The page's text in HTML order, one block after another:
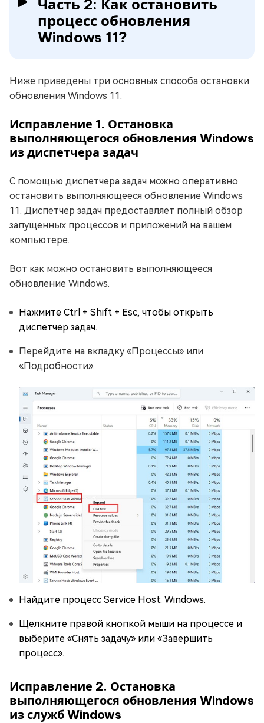
Часть 2: Как остановить
процесс обновления
Windows 11?
Ниже приведены три основных способа остановки
обновления Windows 11.
Исправление 1. Остановка
выполняющегося обновления Windows
из диспетчера задач
С помощью диспетчера задач можно оперативно
остановить выполняющееся обновление Windows
11. Диспетчер задач предоставляет полный обзор
запущенных процессов и приложений на вашем
компьютере.
Вот как можно остановить выполняющееся
обновление Windows.
Нажмите Ctrl + Shift + Esc, чтобы открыть
диспетчер задач.
Перейдите на вкладку «Процессы» или
«Подробности».
Найдите процесс Service Host: Windows.
Щелкните правой кнопкой мыши на процессе и
выберите «Снять задачу» или «Завершить
процесс».
Исправление 2. Остановка
выполняющегося обновления Windows
из служб Windows